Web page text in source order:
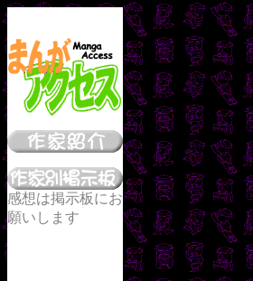
感想は掲示板にお
願いします